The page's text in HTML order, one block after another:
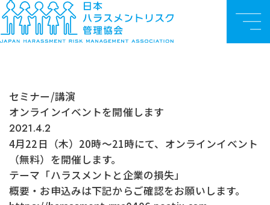
お知らせ
TOPセミナー/講演オンラインイベントを開催します
セミナー/講演
オンラインイベントを開催します
2021.4.2
4月22日（木）20時～21時にて、オンラインイベント
（無料）を開催します。
テーマ「ハラスメントと企業の損失」
概要・お申込みは下記からご確認をお願いします。